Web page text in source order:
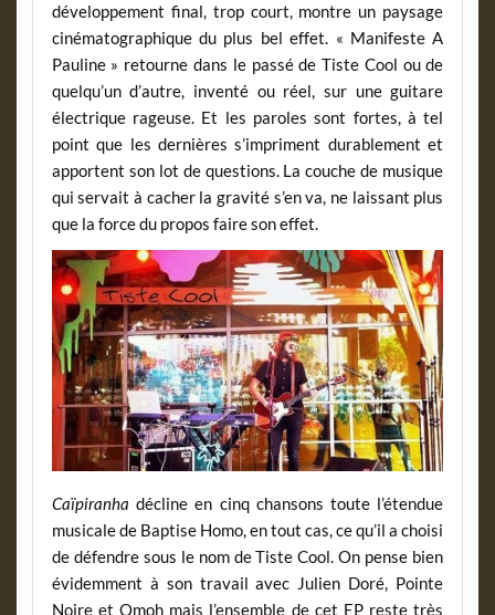
développement final, trop court, montre un paysage
cinématographique du plus bel effet. « Manifeste A
Pauline » retourne dans le passé de Tiste Cool ou de
quelqu’un d’autre, inventé ou réel, sur une guitare
électrique rageuse. Et les paroles sont fortes, à tel
point que les dernières s’impriment durablement et
apportent son lot de questions. La couche de musique
qui servait à cacher la gravité s’en va, ne laissant plus
que la force du propos faire son effet.
Caïpiranha décline en cinq chansons toute l’étendue
musicale de Baptise Homo, en tout cas, ce qu’il a choisi
de défendre sous le nom de Tiste Cool. On pense bien
évidemment à son travail avec Julien Doré, Pointe
Noire et Omoh mais l’ensemble de cet EP reste très